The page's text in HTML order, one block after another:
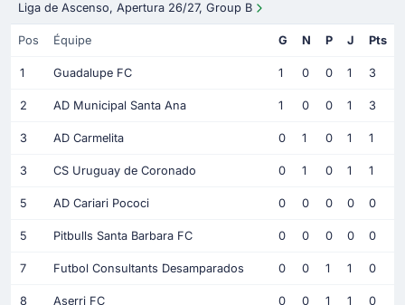
Liga de Ascenso, Apertura 26/27, Group B
Pos Équipe G N P J Pts
1 Guadalupe FC 1 0 0 1 3
2 AD Municipal Santa Ana 1 0 0 1 3
3 AD Carmelita 0 1 0 1 1
3 CS Uruguay de Coronado 0 1 0 1 1
5 AD Cariari Pococi 0 0 0 0 0
5 Pitbulls Santa Barbara FC 0 0 0 0 0
7 Futbol Consultants Desamparados 0 0 1 1 0
8 Aserri FC 0 0 1 1 0